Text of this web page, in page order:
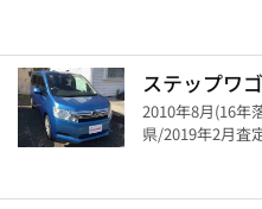
ステップワ
2010年8月(16年
県/2019年2月査